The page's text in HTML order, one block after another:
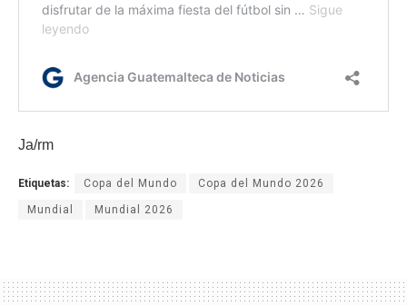
Ja/rm
Etiquetas: Copa del Mundo Copa del Mundo 2026
Mundial Mundial 2026